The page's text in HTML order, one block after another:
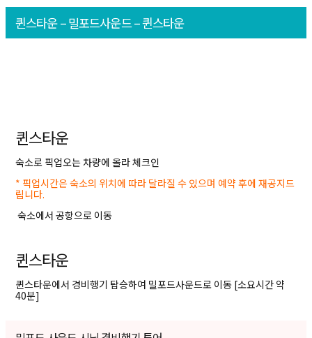
퀸스타운 – 밀포드사운드 – 퀸스타운
퀸스타운
숙소로 픽업오는 차량에 올라 체크인
* 픽업시간은 숙소의 위치에 따라 달라질 수 있으며 예약 후에 재공지드
립니다.
숙소에서 공항으로 이동
퀸스타운
퀸스타운에서 경비행기 탑승하여 밀포드사운드로 이동 [소요시간 약
40분]